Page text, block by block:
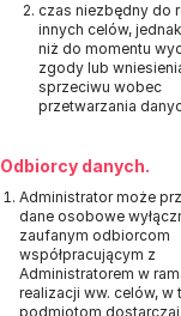
czas niezbędny do
innych celów,
niż do momentu
zgody lub
sprzeciwu wobec
przetwarzania
Odbiorcy danych.
Administrator może
dane osobowe
zaufanym odbiorcom
współpracującym z
Administratorem w
realizacji ww. celów, w
podmiotom